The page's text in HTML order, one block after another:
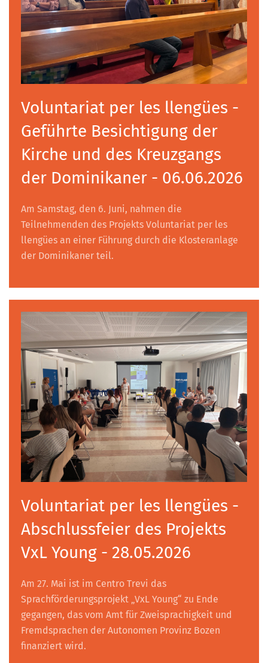
Voluntariat per les llengües -
Geführte Besichtigung der
Kirche und des Kreuzgangs
der Dominikaner - 06.06.2026
Am Samstag, den 6. Juni, nahmen die
Teilnehmenden des Projekts Voluntariat per les
llengües an einer Führung durch die Klosteranlage
der Dominikaner teil.
Voluntariat per les llengües -
Abschlussfeier des Projekts
VxL Young - 28.05.2026
Am 27. Mai ist im Centro Trevi das
Sprachförderungsprojekt „VxL Young“ zu Ende
gegangen, das vom Amt für Zweisprachigkeit und
Fremdsprachen der Autonomen Provinz Bozen
finanziert wird.